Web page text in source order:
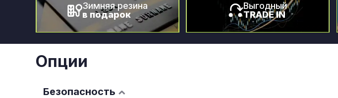
Зимняя резина
в подарок
Выгодный
TRADE IN
Опции
Безопасность